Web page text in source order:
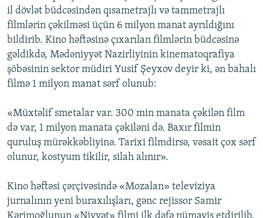
il dövlət büdcəsindən qısametrajlı və tammetrajlı
filmlərin çəkilməsi üçün 6 milyon manat ayrıldığını
bildirib. Kino həftəsinə çıxarılan filmlərin büdcəsinə
gəldikdə, Mədəniyyət Nazirliyinin kinematoqrafiya
şöbəsinin sektor müdiri Yusif Şeyxov deyir ki, ən bahalı
filmə 1 milyon manat sərf olunub:
«Müxtəlif smetalar var. 300 min manata çəkilən film
də var, 1 milyon manata çəkiləni də. Baxır filmin
quruluş mürəkkəbliyinə. Tarixi filmdirsə, vəsait çox sərf
olunur, kostyum tikilir, silah alınır».
Kino həftəsi çərçivəsində «Mozalan» televiziya
jurnalının yeni buraxılışları, gənc rejissor Samir